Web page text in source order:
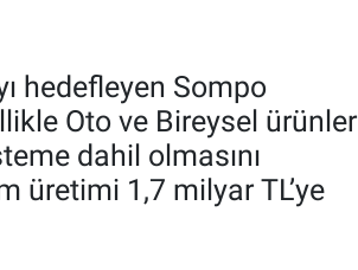
hedefleyen Sompo
Oto ve Bireysel ürünler
dahil olmasını
üretimi 1,7 milyar TL’ye